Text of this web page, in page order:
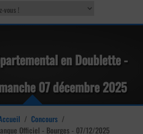
en Doublette -
07 décembre 2025
/ Concours /
Officiel - Bourges - 07/12/2025